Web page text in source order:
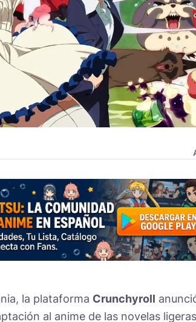
la plataforma Crunchyroll
al anime de las novelas ligeras